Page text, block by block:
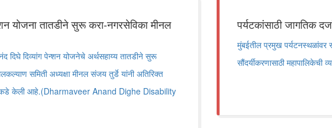
योजना तातडीने सुरू करा-नगरसेविका मीनल
दिघे दिव्यांग पेन्शन योजनेचे अर्थसहाय्य तातडीने सुरू
समिती अध्यक्षा मीनल संजय तुर्डे यांनी अतिरिक्त
केली आहे.(Dharmaveer Anand Dighe Disability
पर्यटकांसाठी जागतिक
मुंबईतील प्रमुख पर्यटनस्थळांवर
सौंदर्यीकरणासाठी महापालिकेची